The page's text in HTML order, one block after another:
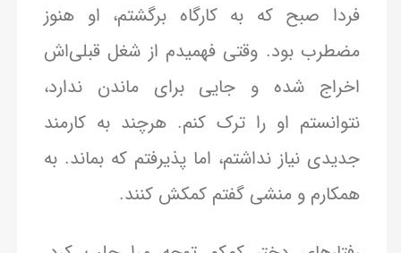
فردا صبح که به کارگاه برگشتم، او هنوز
مضطرب بود. وقتی فهمیدم از شغل قبلی‌اش
اخراج شده و جایی برای ماندن ندارد،
نتوانستم او را ترک کنم. هرچند به کارمند
جدیدی نیاز نداشتم، اما پذیرفتم که بماند. به
همکارم و منشی گفتم کمکش کنند.